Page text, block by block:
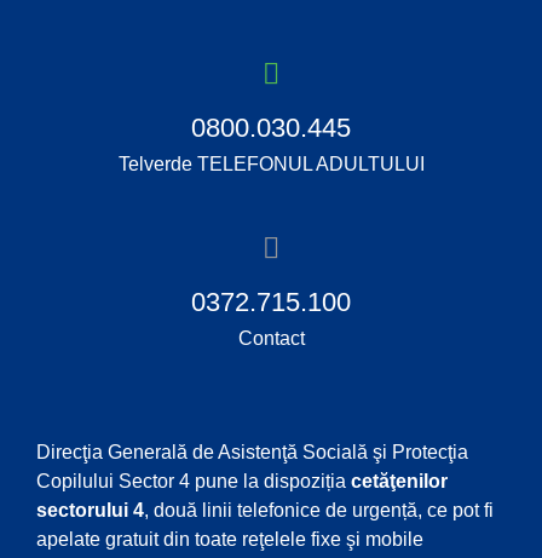
0800.030.445
Telverde TELEFONUL ADULTULUI
0372.715.100
Contact
Direcţia Generală de Asistenţă Socială şi Protecţia
Copilului Sector 4 pune la dispoziția cetăţenilor
sectorului 4, două linii telefonice de urgență, ce pot fi
apelate gratuit din toate reţelele fixe şi mobile